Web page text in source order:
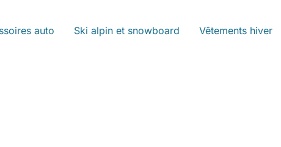
auto Ski alpin et snowboard Vêtements hiver